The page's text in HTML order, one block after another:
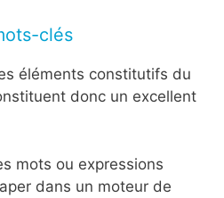
clés
éléments constitutifs du
donc un excellent
mots ou expressions
dans un moteur de